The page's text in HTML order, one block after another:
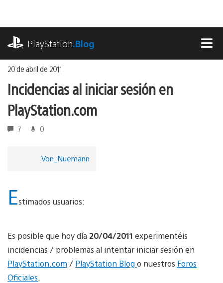
contenido
PlayStation.Blog
20 de abril de 2011
Incidencias al iniciar sesión en
PlayStation.com
7 0
Von_Nuemann
Estimados usuarios:
Es posible que hoy día 20/04/2011 experimentéis
incidencias / problemas al intentar iniciar sesión en
PlayStation.com / PlayStation Blog o nuestros Foros
Oficiales